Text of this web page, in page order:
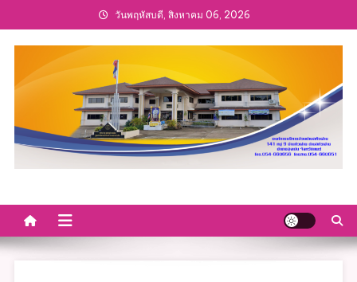
to
content
วันพฤหัสบดี, สิงหาคม 06, 2026